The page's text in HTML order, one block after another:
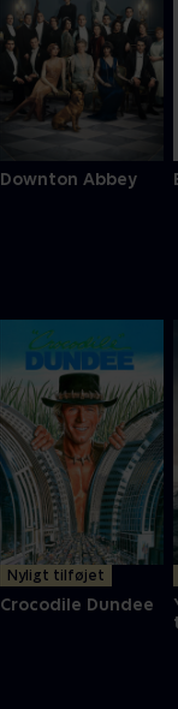
Downton Abbey
Nyligt tilføjet
Crocodile Dundee